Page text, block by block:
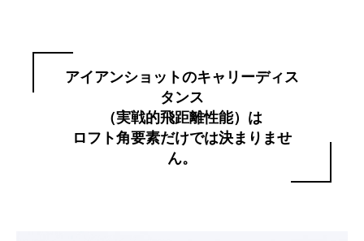
アイアンショットのキャリーディス
タンス
（実戦的飛距離性能）は
ロフト角要素だけでは決まりませ
ん。